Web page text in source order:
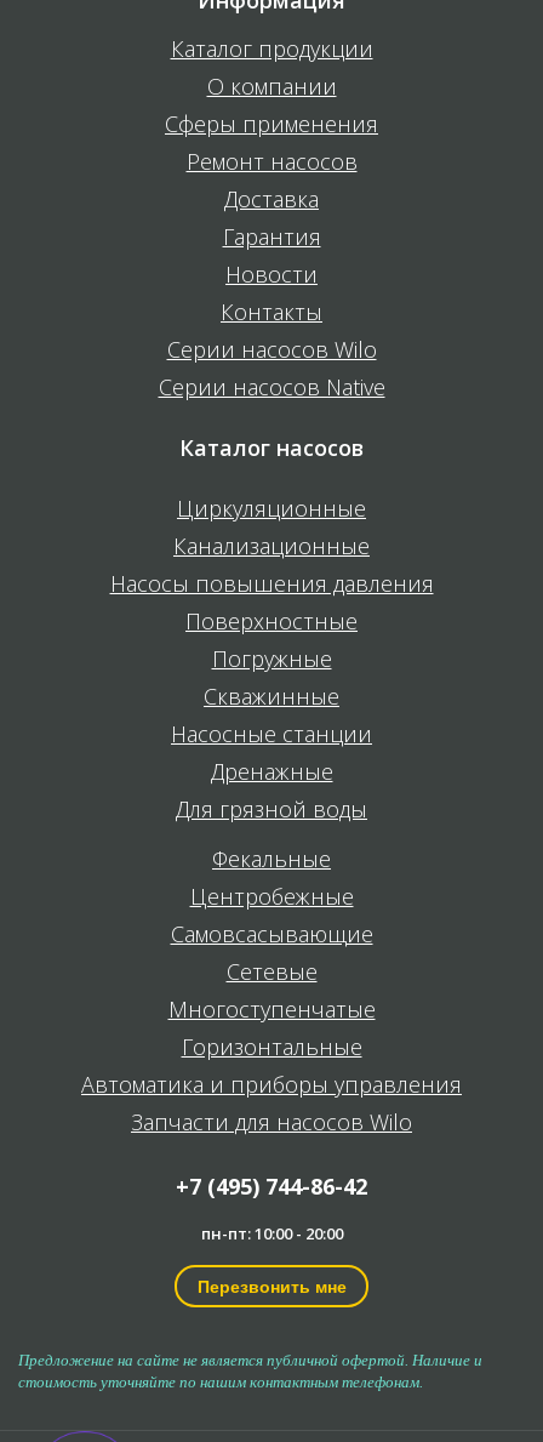
Каталог продукции
О компании
Сферы применения
Ремонт насосов
Доставка
Гарантия
Новости
Контакты
Серии насосов Wilo
Серии насосов Native
Каталог насосов
Циркуляционные
Канализационные
Насосы повышения давления
Поверхностные
Погружные
Скважинные
Насосные станции
Дренажные
Для грязной воды
Фекальные
Центробежные
Самовсасывающие
Сетевые
Многоступенчатые
Горизонтальные
Автоматика и приборы управления
Запчасти для насосов Wilo
+7 (495) 744-86-42
пн-пт: 10:00 - 20:00
Перезвонить мне
Предложение на сайте не является публичной офертой. Наличие и
стоимость уточняйте по нашим контактным телефонам.